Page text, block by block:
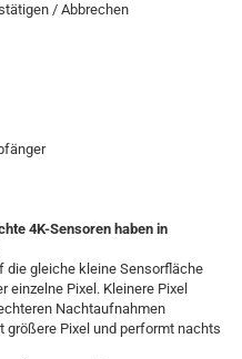
/ Abbrechen
4K-Sensoren haben in
die gleiche kleine Sensorfläche
Pixel. Kleinere Pixel
Nachtaufnahmen
größere Pixel und performt nachts